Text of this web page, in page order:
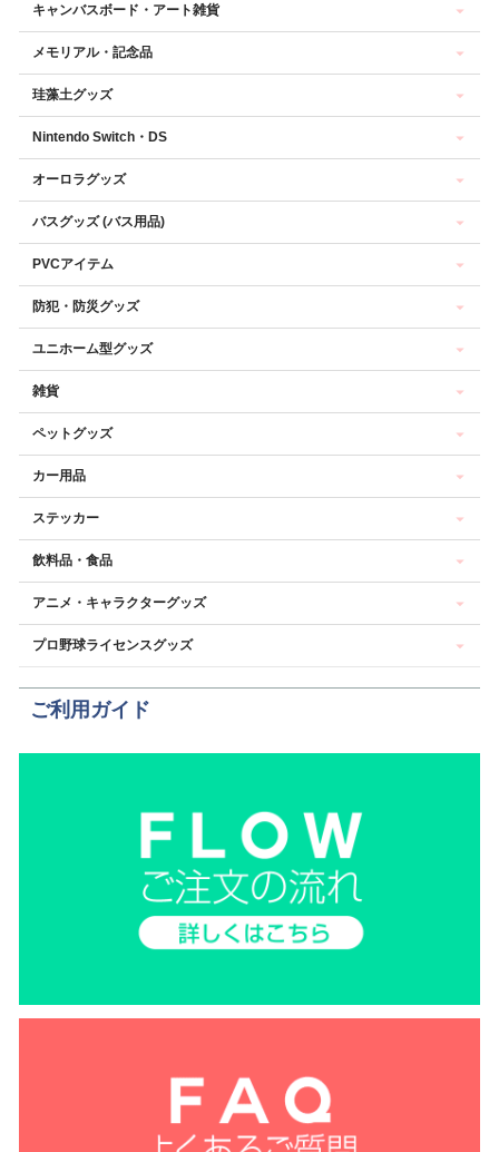
キャンバスボード・アート雑貨
メモリアル・記念品
珪藻土グッズ
Nintendo Switch・DS
オーロラグッズ
バスグッズ (バス用品)
PVCアイテム
防犯・防災グッズ
ユニホーム型グッズ
雑貨
ペットグッズ
カー用品
ステッカー
飲料品・食品
アニメ・キャラクターグッズ
プロ野球ライセンスグッズ
ご利用ガイド